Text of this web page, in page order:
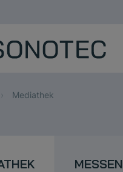
Mediathek
MESSEN